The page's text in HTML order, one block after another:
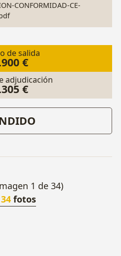
CONFORMIDAD-CE-
de salida
€
adjudicación
€
34 fotos